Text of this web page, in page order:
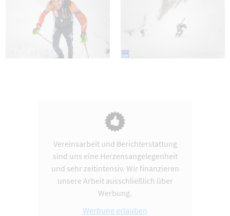
Vereinsarbeit und Berichterstattung
sind uns eine Herzensangelegenheit
und sehr zeitintensiv. Wir finanzieren
unsere Arbeit ausschließlich über
Werbung.
Werbung erlauben